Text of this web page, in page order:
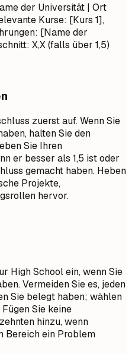
der Universität | Ort
Kurse: [Kurs 1],
[Name der
X,X (falls über 1,5)
zuerst auf. Wenn Sie
halten Sie den
Sie Ihren
er besser als 1,5 ist oder
gemacht haben. Heben
Projekte,
hervor.
High School ein, wenn Sie
Vermeiden Sie es, jeden
Sie belegt haben; wählen
Sie keine
hinzu, wenn
Bereich ein Problem